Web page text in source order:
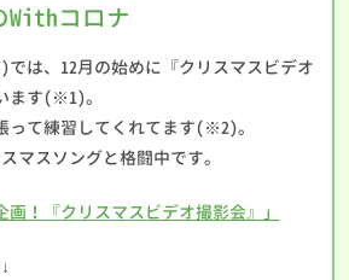
Withコロナ
は、12月の始めに『クリスマスビデオ
ます(※1)。
って練習してくれてます(※2)。
マスソングと格闘中です。
画！『クリスマスビデオ撮影会』」